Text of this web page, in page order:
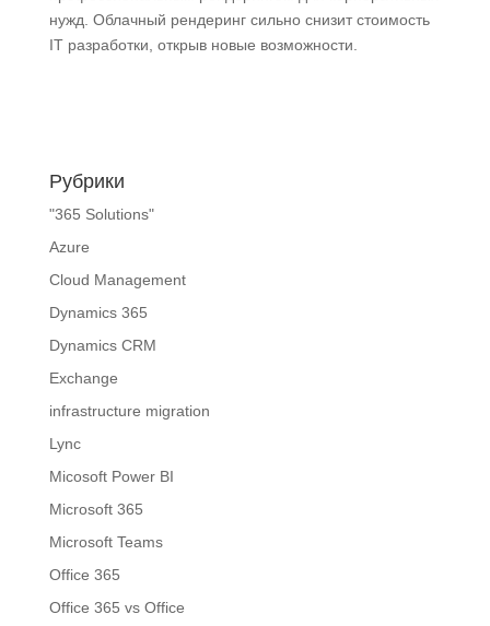
нужд. Облачный рендеринг сильно снизит стоимость
IT разработки, открыв новые возможности.
Рубрики
"365 Solutions"
Azure
Cloud Management
Dynamics 365
Dynamics CRM
Exchange
infrastructure migration
Lync
Micosoft Power BI
Microsoft 365
Microsoft Teams
Office 365
Office 365 vs Office